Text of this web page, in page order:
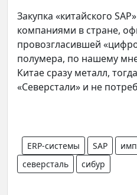
Закупка «китайского
компаниями в стране,
провозгласившей
полумера, по нашему
Китае сразу металл,
«Северстали» и не
ERP-системы SAP
северсталь
сибур